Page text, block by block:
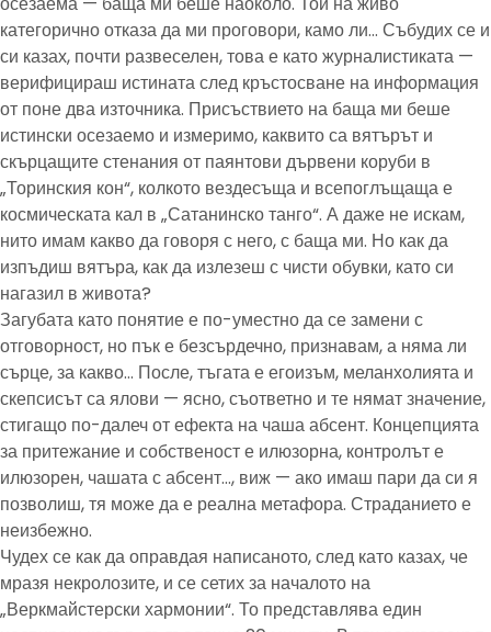
категорично отказа да ми проговори, камо ли… Събудих се и
си казах, почти развеселен, това е като журналистиката —
верифицираш истината след кръстосване на информация
от поне два източника. Присъствието на баща ми беше
истински осезаемо и измеримо, каквито са вятърът и
скърцащите стенания от паянтови дървени коруби в
„Торинския кон“, колкото вездесъща и всепоглъщаща е
космическата кал в „Сатанинско танго“. А даже не искам,
нито имам какво да говоря с него, с баща ми. Но как да
изпъдиш вятъра, как да излезеш с чисти обувки, като си
нагазил в живота?
Загубата като понятие е по-уместно да се замени с
отговорност, но пък е безсърдечно, признавам, а няма ли
сърце, за какво… После, тъгата е егоизъм, меланхолията и
скепсисът са ялови — ясно, съответно и те нямат значение,
стигащо по-далеч от ефекта на чаша абсент. Концепцията
за притежание и собственост е илюзорна, контролът е
илюзорен, чашата с абсент…, виж — ако имаш пари да си я
позволиш, тя може да е реална метафора. Страданието е
неизбежно.
Чудех се как да оправдая написаното, след като казах, че
мразя некролозите, и се сетих за началото на
„Веркмайстерски хармонии“. То представлява един